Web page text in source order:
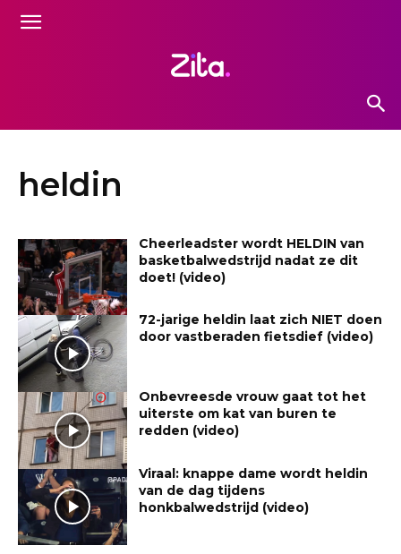
heldin
Cheerleadster wordt HELDIN van
basketbalwedstrijd nadat ze dit
doet! (video)
72-jarige heldin laat zich NIET doen
door vastberaden fietsdief (video)
Onbevreesde vrouw gaat tot het
uiterste om kat van buren te
redden (video)
Viraal: knappe dame wordt heldin
van de dag tijdens
honkbalwedstrijd (video)